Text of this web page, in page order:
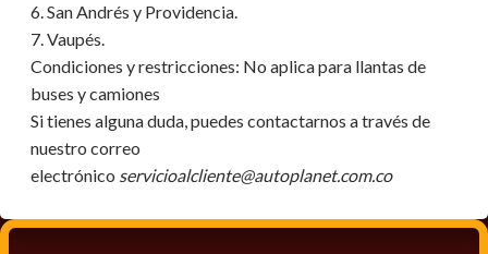
6. San Andrés y Providencia.
7. Vaupés.
Condiciones y restricciones: No aplica para llantas de
buses y camiones
Si tienes alguna duda, puedes contactarnos a través de
nuestro correo
electrónico servicioalcliente@autoplanet.com.co